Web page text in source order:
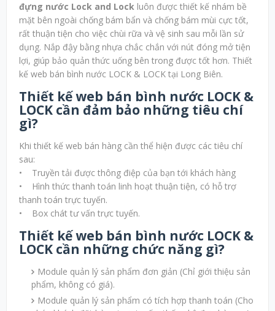
đựng nước Lock and Lock luôn được thiết kế nhám bề
mặt bên ngoài chống bám bẩn và chống bám mùi cực tốt,
rất thuận tiện cho việc chùi rữa và vệ sinh sau mỗi lần sử
dụng. Nắp đậy bằng nhựa chắc chắn với nút đóng mở tiện
lợi, giúp bảo quản thức uống bên trong được tốt hơn. Thiết
kế web bán bình nước LOCK & LOCK tại Long Biên.
Thiết kế web bán bình nước LOCK &
LOCK cần đảm bảo những tiêu chí
gì?
Khi thiết kế web bán hàng cần thể hiện được các tiêu chí
sau:
• Truyền tải được thông điệp của bạn tới khách hàng
• Hình thức thanh toán linh hoạt thuận tiện, có hỗ trợ
thanh toán trực tuyến.
• Box chát tư vấn trực tuyến.
Thiết kế web bán bình nước LOCK &
LOCK cần những chức năng gì?
Module quản lý sản phẩm đơn giản (Chỉ giới thiệu sản
phẩm, không có giá).
Module quản lý sản phẩm có tích hợp thanh toán (Cho